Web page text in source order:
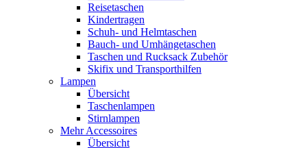
Reisetaschen
Kindertragen
Schuh- und Helmtaschen
Bauch- und Umhängetaschen
Taschen und Rucksack Zubehör
Skifix und Transporthilfen
Lampen
Übersicht
Taschenlampen
Stirnlampen
Mehr Accessoires
Übersicht